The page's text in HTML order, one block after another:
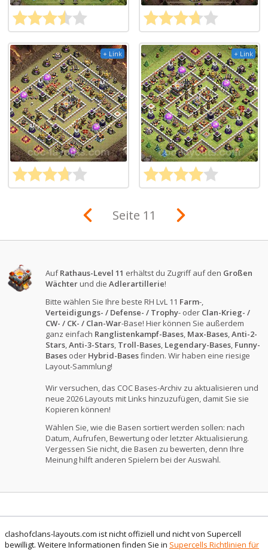
+ Link + Link
Seite 11
AufRathaus-Level 11 erhältst du Zugriff auf den Großen
Wächterund dieAdlerartillerie!
Bitte wählen Sie Ihre beste RH LvL 11 Farm-,
Verteidigungs- / Defense- / Trophy- oder Clan-Krieg- /
CW- / CK- / Clan-War-Base! Hier können Sie außerdem
ganz einfach Ranglistenkampf-Bases, Max-Bases,Anti-2-
Stars,Anti-3-Stars, Troll-Bases, Legendary-Bases, Funny-
Bases oder Hybrid-Basesfinden. Wir haben eine riesige
Layout-Sammlung!
Wir versuchen, das COC Bases-Archiv zu aktualisieren und
neue 2026 Layouts mit Links hinzuzufügen, damit Sie sie
Kopieren können!
Wählen Sie, wie die Basen sortiert werden sollen: nach
Datum, Aufrufen, Bewertung oder letzter Aktualisierung.
Vergessen Sie nicht, die Basen zu bewerten, denn Ihre
Meinung hilft anderen Spielern bei der Auswahl.
clashofclans-layouts.com ist nicht offiziell und nicht von Supercell
bewilligt. Weitere Informationen finden Sie in Supercells Richtlinien für